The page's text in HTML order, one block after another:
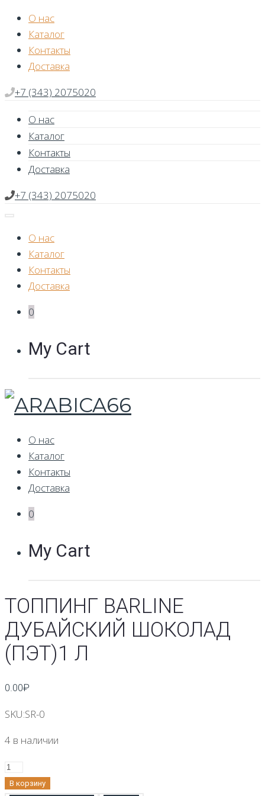
Skip
content
О нас
Каталог
Контакты
Доставка
+7 (343) 2075020
О нас
Каталог
Контакты
Доставка
+7 (343) 2075020
О нас
Каталог
Контакты
Доставка
0
My Cart
О нас
Каталог
Контакты
Доставка
0
My Cart
ТОППИНГ BARLINE
ДУБАЙСКИЙ ШОКОЛАД
(ПЭТ)1 Л
0.00₽
SKU:SR-0
4 в наличии
Количество
Топпинг
В корзину